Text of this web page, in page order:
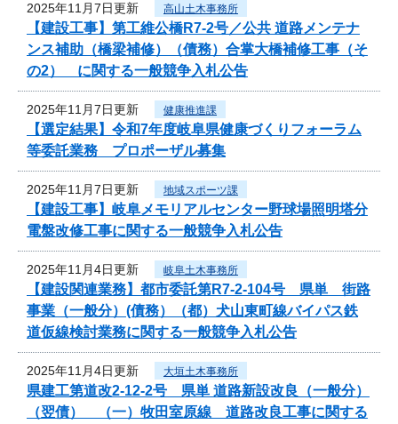
2025年11月7日更新 高山土木事務所
【建設工事】第工維公橋R7-2号／公共 道路メンテナ
ンス補助（橋梁補修）（債務）合掌大橋補修工事（そ
の2） に関する一般競争入札公告
2025年11月7日更新 健康推進課
【選定結果】令和7年度岐阜県健康づくりフォーラム
等委託業務 プロポーザル募集
2025年11月7日更新 地域スポーツ課
【建設工事】岐阜メモリアルセンター野球場照明塔分
電盤改修工事に関する一般競争入札公告
2025年11月4日更新 岐阜土木事務所
【建設関連業務】都市委託第R7-2-104号 県単 街路
事業（一般分）(債務）（都）犬山東町線バイパス鉄
道仮線検討業務に関する一般競争入札公告
2025年11月4日更新 大垣土木事務所
県建工第道改2-12-2号 県単 道路新設改良（一般分）
（翌債） （一）牧田室原線 道路改良工事に関する